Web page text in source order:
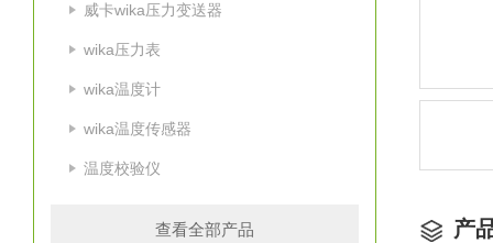
威卡wika压力变送器
wika压力表
wika温度计
wika温度传感器
温度校验仪
查看全部产品 产